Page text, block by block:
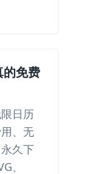
的免费
日历
、无
久下
、